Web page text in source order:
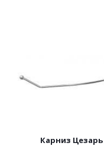
Карниз Цезарь